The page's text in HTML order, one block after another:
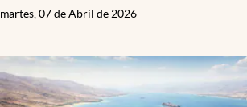
martes, 07 de Abril de 2026